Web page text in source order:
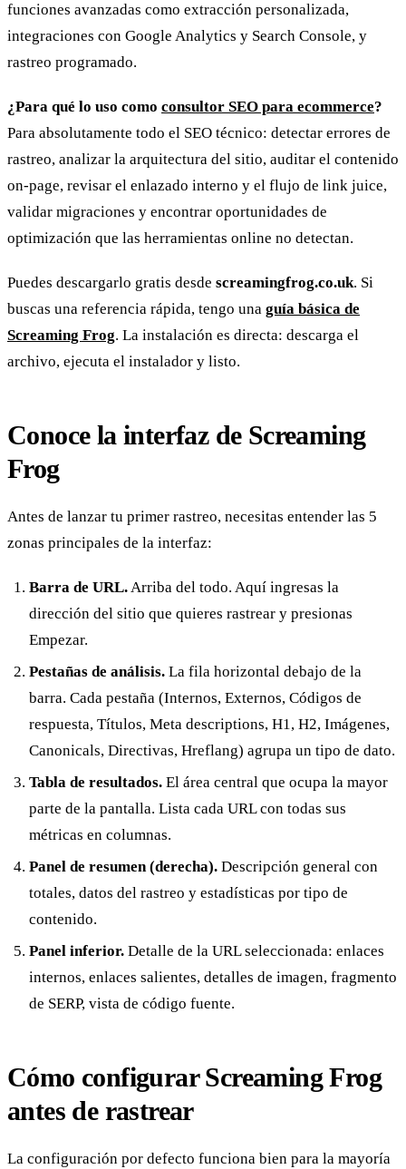
funciones avanzadas como extracción personalizada,
integraciones con Google Analytics y Search Console, y
rastreo programado.
¿Para qué lo uso como consultor SEO para ecommerce?
Para absolutamente todo el SEO técnico: detectar errores de
rastreo, analizar la arquitectura del sitio, auditar el contenido
on-page, revisar el enlazado interno y el flujo de link juice,
validar migraciones y encontrar oportunidades de
optimización que las herramientas online no detectan.
Puedes descargarlo gratis desde screamingfrog.co.uk. Si
buscas una referencia rápida, tengo una guía básica de
Screaming Frog. La instalación es directa: descarga el
archivo, ejecuta el instalador y listo.
Conoce la interfaz de Screaming
Frog
Antes de lanzar tu primer rastreo, necesitas entender las 5
zonas principales de la interfaz:
Barra de URL.Arriba del todo. Aquí ingresas la
dirección del sitio que quieres rastrear y presionas
Empezar.
Pestañas de análisis. La fila horizontal debajo de la
barra. Cada pestaña (Internos, Externos, Códigos de
respuesta, Títulos, Meta descriptions, H1, H2, Imágenes,
Canonicals, Directivas, Hreflang) agrupa un tipo de dato.
Tabla de resultados. El área central que ocupa la mayor
parte de la pantalla. Lista cada URL con todas sus
métricas en columnas.
Panel de resumen (derecha). Descripción general con
totales, datos del rastreo y estadísticas por tipo de
contenido.
Panel inferior. Detalle de la URL seleccionada: enlaces
internos, enlaces salientes, detalles de imagen, fragmento
de SERP, vista de código fuente.
Cómo configurar Screaming Frog
antes de rastrear
La configuración por defecto funciona bien para la mayoría